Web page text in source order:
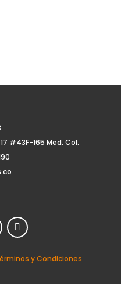
#43F-165 Med. Col.
y Condiciones